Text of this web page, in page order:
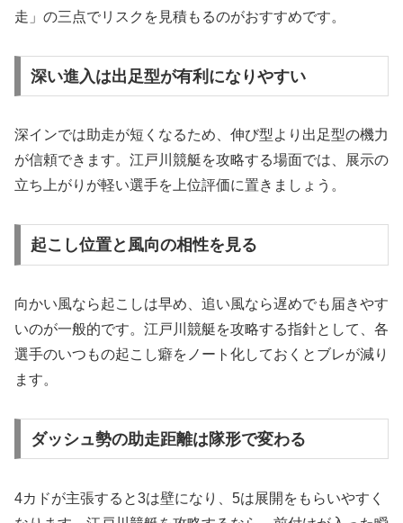
走」の三点でリスクを見積もるのがおすすめです。
深い進入は出足型が有利になりやすい
深インでは助走が短くなるため、伸び型より出足型の機力
が信頼できます。江戸川競艇を攻略する場面では、展示の
立ち上がりが軽い選手を上位評価に置きましょう。
起こし位置と風向の相性を見る
向かい風なら起こしは早め、追い風なら遅めでも届きやす
いのが一般的です。江戸川競艇を攻略する指針として、各
選手のいつもの起こし癖をノート化しておくとブレが減り
ます。
ダッシュ勢の助走距離は隊形で変わる
4カドが主張すると3は壁になり、5は展開をもらいやすく